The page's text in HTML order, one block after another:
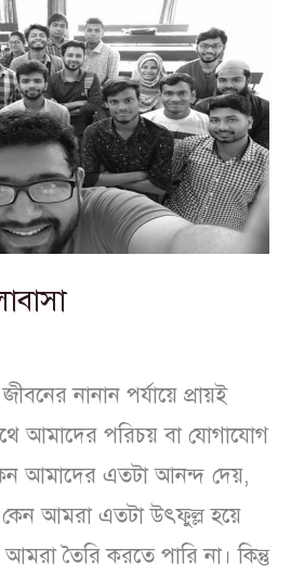
নানান পর্যায়ে প্রায়ই
আমাদের পরিচয় বা যোগাযোগ
আমাদের এতটা আনন্দ দেয়,
কেন আমরা এতটা উৎফুল্ল হয়ে
তৈরি করতে পারি না। কিন্তু